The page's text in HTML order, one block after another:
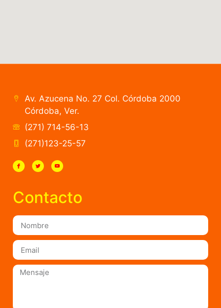
Av. Azucena No. 27 Col. Córdoba 2000
Córdoba, Ver.
(271) 714-56-13
(271)123-25-57
Contacto